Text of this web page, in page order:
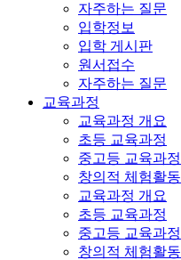
자주하는 질문
입학정보
입학 게시판
원서접수
자주하는 질문
교육과정
교육과정 개요
초등 교육과정
중고등 교육과정
창의적 체험활동
교육과정 개요
초등 교육과정
중고등 교육과정
창의적 체험활동